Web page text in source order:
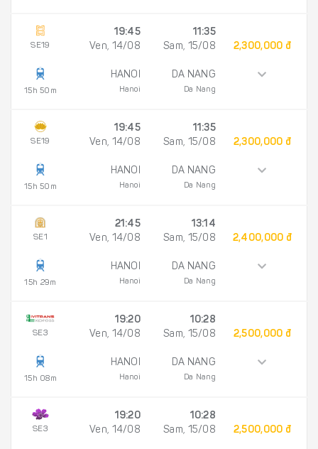
SE19
15h 50m
19:45
Ven, 14/08
HANOI
Hanoi
11:35
Sam, 15/08
DA NANG
Da Nang
2,300,000 đ
SE19
15h 50m
19:45
Ven, 14/08
HANOI
Hanoi
11:35
Sam, 15/08
DA NANG
Da Nang
2,300,000 đ
SE1
15h 29m
21:45
Ven, 14/08
HANOI
Hanoi
13:14
Sam, 15/08
DA NANG
Da Nang
2,400,000 đ
SE3
15h 08m
19:20
Ven, 14/08
HANOI
Hanoi
10:28
Sam, 15/08
DA NANG
Da Nang
2,500,000 đ
SE3
19:20
Ven, 14/08
10:28
Sam, 15/08
2,500,000 đ